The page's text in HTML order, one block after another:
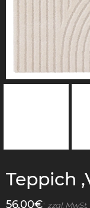
Teppich
56,00€* zzgl.